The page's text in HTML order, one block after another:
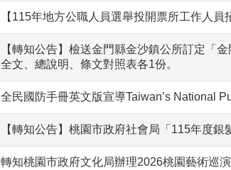
【115年地方公職人員選舉投開票所工作人
【轉知公告】檢送金門縣金沙鎮公所訂定「
全文、總說明、條文對照表各1份。
全民國防手冊英文版宣導Taiwan’s National
【轉知公告】桃園市政府社會局「115年度銀
轉知桃園市政府文化局辦理2026桃園藝術巡